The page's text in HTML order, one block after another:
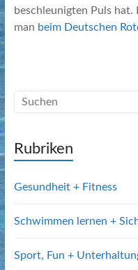
beschleunigten Puls
man beim Deutschen
Rubriken
Gesundheit + Fitness
Schwimmen lernen +
Sport, Fun +